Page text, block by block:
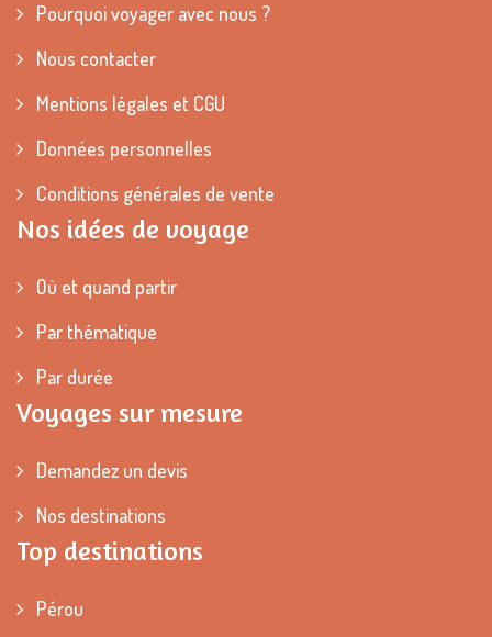
Pourquoi voyager avec nous ?
Nous contacter
Mentions légales et CGU
Données personnelles
Conditions générales de vente
Nos idées de voyage
Où et quand partir
Par thématique
Par durée
Voyages sur mesure
Demandez un devis
Nos destinations
Top destinations
Pérou